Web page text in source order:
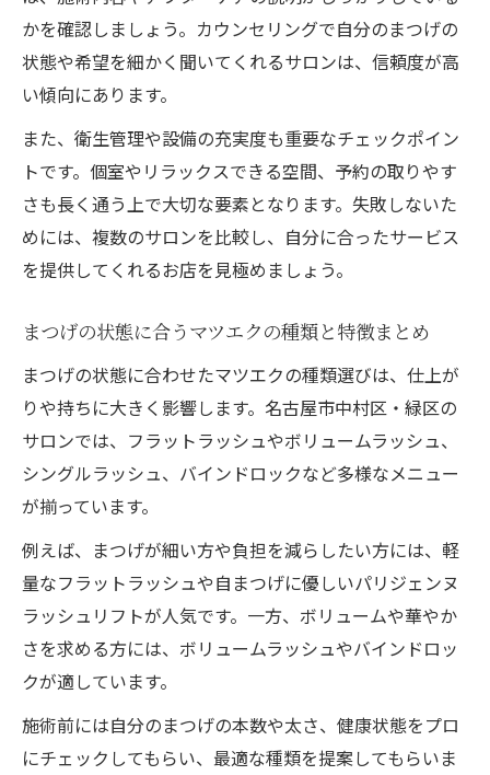
ポイント
まつげパーマから乗り換えたマツエク体験
談紹介
は
マツエクの持ちを良くするためのアフター
ケア方法
サロン推奨のマツエクケアと自宅での実践
マツエクを美しく保つための洗顔と日常ケ
アの工夫
長持ちマツエクのためのNG行動と正しい対
策法
口コミで評判のアフターケアグッズの選び
方
かを確認しましょう。カウンセリングで自分のまつげの
状態や希望を細かく聞いてくれるサロンは、信頼度が高
い傾向にあります。
また、衛生管理や設備の充実度も重要なチェックポイン
トです。個室やリラックスできる空間、予約の取りやす
さも長く通う上で大切な要素となります。失敗しないた
めには、複数のサロンを比較し、自分に合ったサービス
を提供してくれるお店を見極めましょう。
まつげの状態に合うマツエクの種類と特徴まとめ
まつげの状態に合わせたマツエクの種類選びは、仕上が
りや持ちに大きく影響します。名古屋市中村区・緑区の
サロンでは、フラットラッシュやボリュームラッシュ、
シングルラッシュ、バインドロックなど多様なメニュー
が揃っています。
例えば、まつげが細い方や負担を減らしたい方には、軽
量なフラットラッシュや自まつげに優しいパリジェンヌ
ラッシュリフトが人気です。一方、ボリュームや華やか
さを求める方には、ボリュームラッシュやバインドロッ
クが適しています。
施術前には自分のまつげの本数や太さ、健康状態をプロ
にチェックしてもらい、最適な種類を提案してもらいま